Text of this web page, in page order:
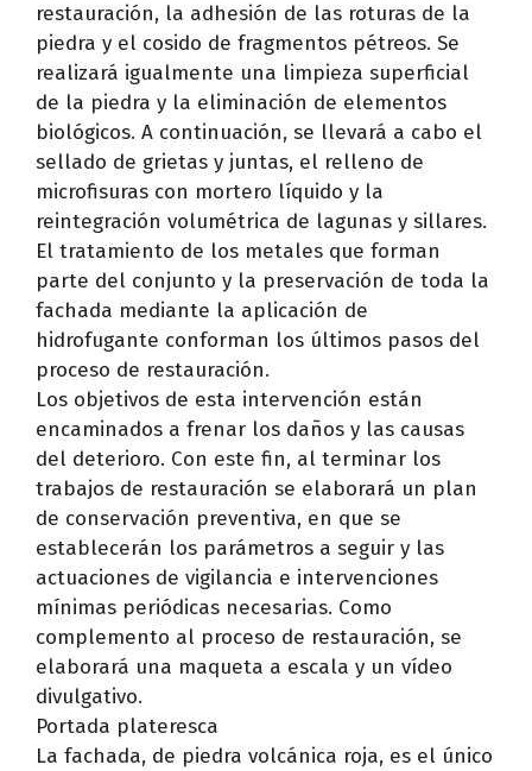
restauración, la adhesión de las roturas de la
piedra y el cosido de fragmentos pétreos. Se
realizará igualmente una limpieza superficial
de la piedra y la eliminación de elementos
biológicos. A continuación, se llevará a cabo el
sellado de grietas y juntas, el relleno de
microfisuras con mortero líquido y la
reintegración volumétrica de lagunas y sillares.
El tratamiento de los metales que forman
parte del conjunto y la preservación de toda la
fachada mediante la aplicación de
hidrofugante conforman los últimos pasos del
proceso de restauración.
Los objetivos de esta intervención están
encaminados a frenar los daños y las causas
del deterioro. Con este fin, al terminar los
trabajos de restauración se elaborará un plan
de conservación preventiva, en que se
establecerán los parámetros a seguir y las
actuaciones de vigilancia e intervenciones
mínimas periódicas necesarias. Como
complemento al proceso de restauración, se
elaborará una maqueta a escala y un vídeo
divulgativo.
Portada plateresca
La fachada, de piedra volcánica roja, es el único